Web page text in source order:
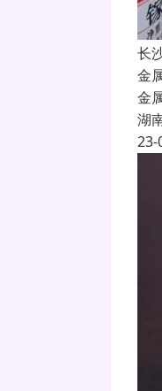
长
金
金
湖
23-